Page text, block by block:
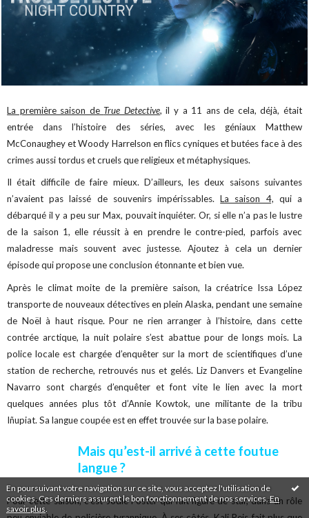
En poursuivant votre navigation sur ce site, vous acceptez l'utilisation de
cookies. Ces derniers assurent le bon fonctionnement de nos services.En
savoir plus
La première saison deTrue Detective, il y a 11 ans de cela, déjà, était
entrée dans l’histoire des séries, avec les géniaux Matthew
McConaughey et Woody Harrelson en flics cyniques et butées face à des
crimes aussi tordus et cruels que religieux et métaphysiques.
Il était difficile de faire mieux. D’ailleurs, les deux saisons suivantes
n’avaient pas laissé de souvenirs impérissables.La saison 4, qui a
débarqué il y a peu sur Max, pouvait inquiéter. Or, si elle n’a pas le lustre
de la saison 1, elle réussit à en prendre le contre-pied, parfois avec
maladresse mais souvent avec justesse. Ajoutez à cela un dernier
épisode qui propose une conclusion étonnante et bien vue.
Après le climat moite de la première saison, la créatrice Issa López
transporte de nouveaux détectives en plein Alaska, pendant une semaine
de Noël à haut risque. Pour ne rien arranger à l’histoire, dans cette
contrée arctique, la nuit polaire s’est abattue pour de longs mois. La
police locale est chargée d’enquêter sur la mort de scientifiques d’une
station de recherche, retrouvés nus et gelés. Liz Danvers et Evangeline
Navarro sont chargés d’enquêter et font vite le lien avec la mort
quelques années plus tôt d’Annie Kowtok, une militante de la tribu
Iñupiat. Sa langue coupée est en effet trouvée sur la base polaire.
Mais qu’est-il arrivé à cette foutue
langue ?
Pour cette saison, c’est Jodie Foster qui fait figure de star, dans un rôle